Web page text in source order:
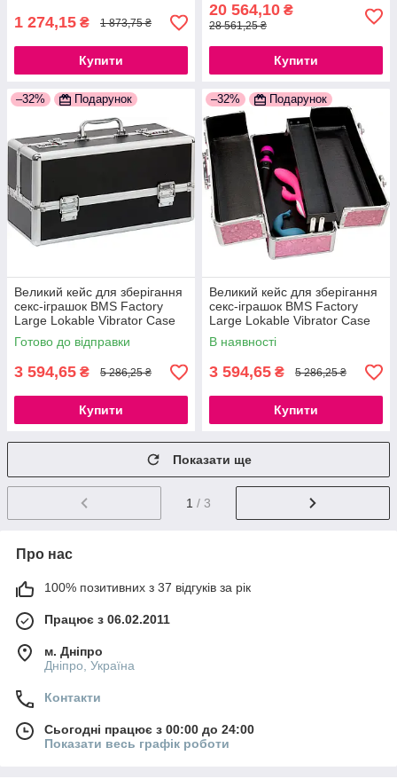
1 274,15 ₴ 1 873,75 ₴
Купити
20 564,10 ₴
28 561,25 ₴
Купити
–32% Подарунок
Великий кейс для зберігання
секс-іграшок BMS Factory
Large Lokable Vibrator Case
Black,кодовий замок
Готово до відправки
3 594,65 ₴ 5 286,25 ₴
Купити
–32% Подарунок
Великий кейс для зберігання
секс-іграшок BMS Factory
Large Lokable Vibrator Case
Pink, кодовий замок
В наявності
3 594,65 ₴ 5 286,25 ₴
Купити
Показати ще
1 / 3
Про нас
100% позитивних з 37 відгуків за рік
Працює з 06.02.2011
м. Дніпро
Дніпро, Україна
Контакти
Сьогодні працює з 00:00 до 24:00
Показати весь графік роботи